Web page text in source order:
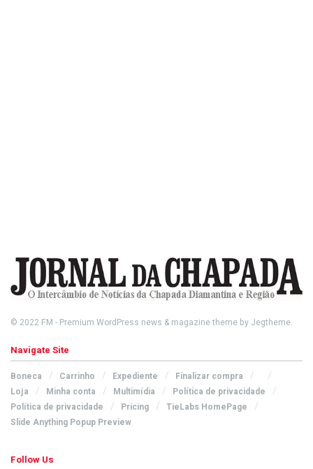
© 2022 FM - Premium WordPress news & magazine theme by Jegtheme.
Navigate Site
Boneca Carrinho Expediente
Finalizar compra
Loja
Minha conta Multimídia
Política de privacidade
Política de privacidade
Pricing
TieLabs HomePage
Slide Anything Popup Preview
Follow Us